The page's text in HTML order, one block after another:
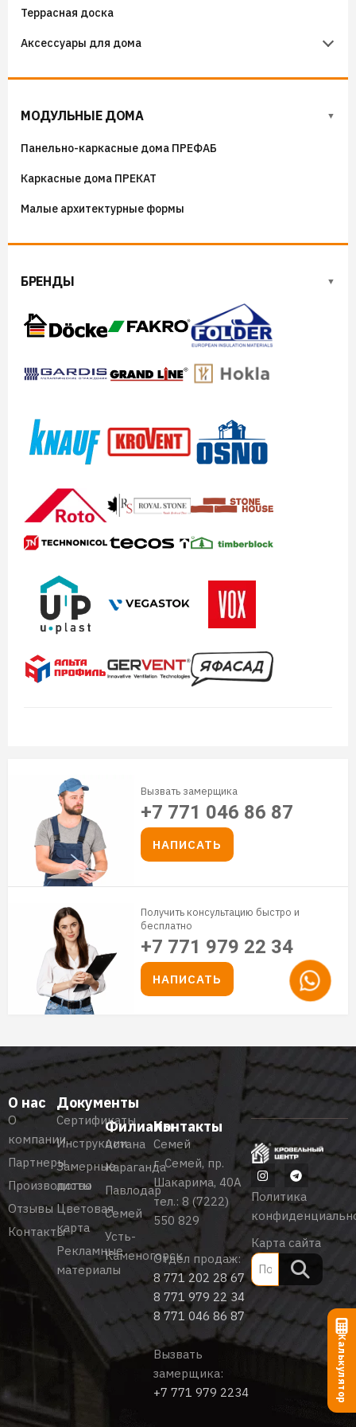
Фанера
ОСП (OSB) плиты
Террасная доска
Аксессуары для дома
МОДУЛЬНЫЕ ДОМА
Панельно-каркасные дома ПРЕФАБ
Каркасные дома ПРЕКАТ
Малые архитектурные формы
БРЕНДЫ
Вызвать замерщика
+7 771 046 86 87
НАПИСАТЬ
Получить консультацию быстро и
бесплатно
+7 771 979 22 34
НАПИСАТЬ
О нас
О
компании
Партнеры
Производство
Отзывы
Контакты
Документы
Сертификаты
Инструкции
Замерные
листы
Цветовая
карта
Рекламные
материалы
Филиалы
Астана
Караганда
Павлодар
Семей
Усть-
Каменогорск
Контакты
Семей
г. Семей, пр.
Шакарима, 40А
тел.: 8 (7222)
550 829
Отдел продаж:
8 771 202 28 67
8 771 979 22 34
8 771 046 86 87
Вызвать
замерщика:
+7 771 979 2234
Политика
Карта сайта
Калькулятор